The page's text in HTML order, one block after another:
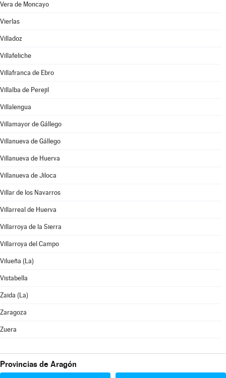
Vera de Moncayo
Vierlas
Villadoz
Villafeliche
Villafranca de Ebro
Villalba de Perejil
Villalengua
Villamayor de Gállego
Villanueva de Gállego
Villanueva de Huerva
Villanueva de Jiloca
Villar de los Navarros
Villarreal de Huerva
Villarroya de la Sierra
Villarroya del Campo
Vilueña (La)
Vistabella
Zaida (La)
Zaragoza
Zuera
Provincias de Aragón